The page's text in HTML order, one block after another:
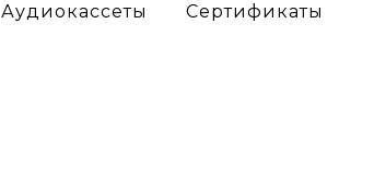
Аудиокассеты Сертификаты